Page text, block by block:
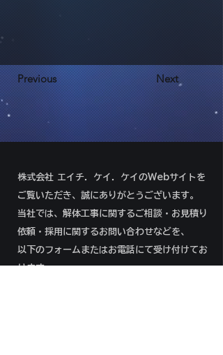
Previous Next
株式会社 エイチ．ケイ．ケイのWebサイトを
ご覧いただき、誠にありがとうございます。
当社では、解体工事に関するご相談・お見積り
依頼・採用に関するお問い合わせなどを、
以下のフォームまたはお電話にて受け付けてお
ります。